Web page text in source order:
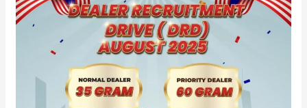
Public